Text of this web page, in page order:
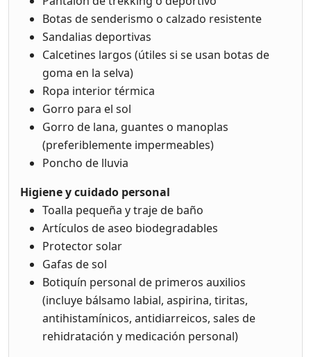
Botas de senderismo o calzado resistente
Sandalias deportivas
Calcetines largos (útiles si se usan botas de
goma en la selva)
Ropa interior térmica
Gorro para el sol
Gorro de lana, guantes o manoplas
(preferiblemente impermeables)
Poncho de lluvia
Higiene y cuidado personal
Toalla pequeña y traje de baño
Artículos de aseo biodegradables
Protector solar
Gafas de sol
Botiquín personal de primeros auxilios
(incluye bálsamo labial, aspirina, tiritas,
antihistamínicos, antidiarreicos, sales de
rehidratación y medicación personal)